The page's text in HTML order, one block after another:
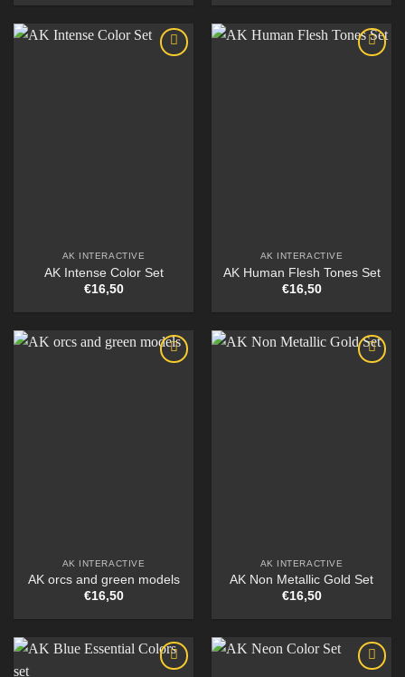
AK INTERACTIVE
AK Intense Color Set
€16,50
AK INTERACTIVE
AK Human Flesh Tones Set
€16,50
AK INTERACTIVE
AK orcs and green models
€16,50
AK INTERACTIVE
AK Non Metallic Gold Set
€16,50